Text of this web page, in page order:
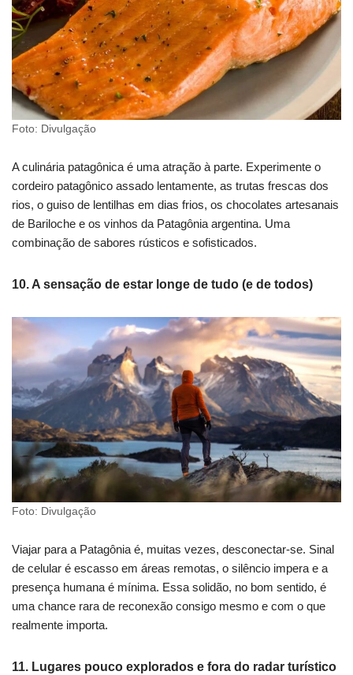
Foto: Divulgação
A culinária patagônica é uma atração à parte. Experimente o
cordeiro patagônico assado lentamente, as trutas frescas dos
rios, o guiso de lentilhas em dias frios, os chocolates artesanais
de Bariloche e os vinhos da Patagônia argentina. Uma
combinação de sabores rústicos e sofisticados.
10. A sensação de estar longe de tudo (e de todos)
Foto: Divulgação
Viajar para a Patagônia é, muitas vezes, desconectar-se. Sinal
de celular é escasso em áreas remotas, o silêncio impera e a
presença humana é mínima. Essa solidão, no bom sentido, é
uma chance rara de reconexão consigo mesmo e com o que
realmente importa.
11. Lugares pouco explorados e fora do radar turístico